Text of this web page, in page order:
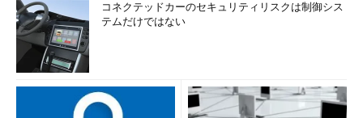
コネクテッドカーのセキュリティリスクは制御シス
テムだけではない